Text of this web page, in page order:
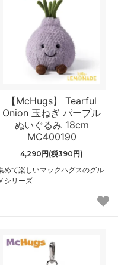
【McHugs】 Tearful
Onion 玉ねぎ パープル
ぬいぐるみ 18cm
MC400190
4,290円(税390円)
めて楽しいマックハグスのグル
シリーズ